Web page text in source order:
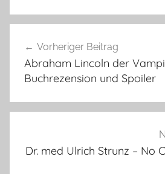
Vorheriger Beitrag
Abraham Lincoln der
Buchrezension und Spoiler
Dr. med Ulrich Strunz – No